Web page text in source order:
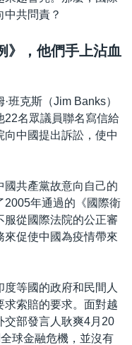
共問責？
》，他們手上沾血
班克斯（Jim Banks）
22名眾議員聯名寫信給
中國提出訴訟，使中
共產黨故意向自己的
2005年通過的《國際衛
從國際法院的公正審
來促使中國為疫情帶來
等國的政府和民間人
索賠的要求。面對越
交部發言人耿爽4月20
球金融危機，並沒有